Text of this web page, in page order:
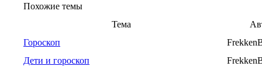
Похожие темы
Тема
Гороскоп
Дети и гороскоп